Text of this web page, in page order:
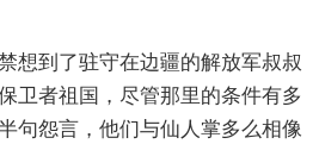
想到了驻守在边疆的解放军叔叔
卫者祖国，尽管那里的条件有多
句怨言，他们与仙人掌多么相像